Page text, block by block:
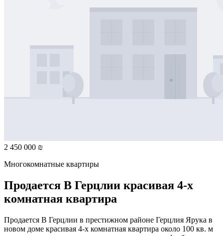
2 450 000 ₪
Многокомнатные квартиры
Продается В Герцлии красивая 4-х
комнатная квартира
Продается В Герцлии в престижном районе Герцлия Ярука в
новом доме красивая 4-х комнатная квартира около 100 кв. м